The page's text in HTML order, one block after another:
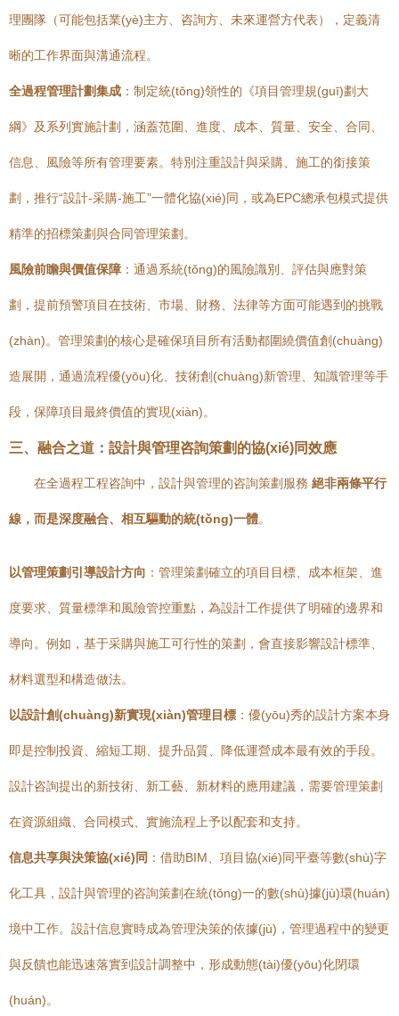
理團隊（可能包括業(yè)主方、咨詢方、未來運營方代表），定義清
晰的工作界面與溝通流程。
全過程管理計劃集成 ：制定統(tǒng)領性的《項目管理規(guī)劃大
綱》及系列實施計劃，涵蓋范圍、進度、成本、質量、安全、合同、
信息、風險等所有管理要素。特別注重設計與采購、施工的銜接策
劃，推行“設計-采購-施工”一體化協(xié)同，或為EPC總承包模式提供
精準的招標策劃與合同管理策劃。
風險前瞻與價值保障 ：通過系統(tǒng)的風險識別、評估與應對策
劃，提前預警項目在技術、市場、財務、法律等方面可能遇到的挑戰
(zhàn)。管理策劃的核心是確保項目所有活動都圍繞價值創(chuàng)
造展開，通過流程優(yōu)化、技術創(chuàng)新管理、知識管理等手
段，保障項目最終價值的實現(xiàn)。
三、融合之道：設計與管理咨詢策劃的協(xié)同效應
在全過程工程咨詢中，設計與管理的咨詢策劃服務 絕非兩條平行
線，而是深度融合、相互驅動的統(tǒng)一體。
以管理策劃引導設計方向 ：管理策劃確立的項目目標、成本框架、進
度要求、質量標準和風險管控重點，為設計工作提供了明確的邊界和
導向。例如，基于采購與施工可行性的策劃，會直接影響設計標準、
材料選型和構造做法。
以設計創(chuàng)新實現(xiàn)管理目標 ：優(yōu)秀的設計方案本身
即是控制投資、縮短工期、提升品質、降低運營成本最有效的手段。
設計咨詢提出的新技術、新工藝、新材料的應用建議，需要管理策劃
在資源組織、合同模式、實施流程上予以配套和支持。
信息共享與決策協(xié)同 ：借助BIM、項目協(xié)同平臺等數(shù)字
化工具，設計與管理的咨詢策劃在統(tǒng)一的數(shù)據(jù)環(huán)
境中工作。設計信息實時成為管理決策的依據(jù)，管理過程中的變更
與反饋也能迅速落實到設計調整中，形成動態(tài)優(yōu)化閉環
(huán)。